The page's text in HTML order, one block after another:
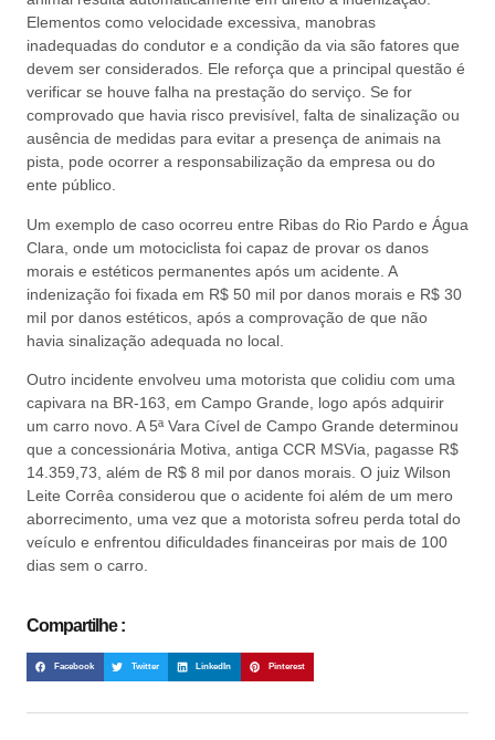
Elementos como velocidade excessiva, manobras
inadequadas do condutor e a condição da via são fatores que
devem ser considerados. Ele reforça que a principal questão é
verificar se houve falha na prestação do serviço. Se for
comprovado que havia risco previsível, falta de sinalização ou
ausência de medidas para evitar a presença de animais na
pista, pode ocorrer a responsabilização da empresa ou do
ente público.
Um exemplo de caso ocorreu entre Ribas do Rio Pardo e Água
Clara, onde um motociclista foi capaz de provar os danos
morais e estéticos permanentes após um acidente. A
indenização foi fixada em R$ 50 mil por danos morais e R$ 30
mil por danos estéticos, após a comprovação de que não
havia sinalização adequada no local.
Outro incidente envolveu uma motorista que colidiu com uma
capivara na BR-163, em Campo Grande, logo após adquirir
um carro novo. A 5ª Vara Cível de Campo Grande determinou
que a concessionária Motiva, antiga CCR MSVia, pagasse R$
14.359,73, além de R$ 8 mil por danos morais. O juiz Wilson
Leite Corrêa considerou que o acidente foi além de um mero
aborrecimento, uma vez que a motorista sofreu perda total do
veículo e enfrentou dificuldades financeiras por mais de 100
dias sem o carro.
Compartilhe :
Facebook Twitter LinkedIn Pinterest